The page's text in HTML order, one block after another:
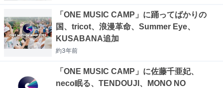
「ONE MUSIC CAMP」に踊ってばかりの
国、tricot、浪漫革命、Summer Eye、
KUSABANA追加
約3年前
「ONE MUSIC CAMP」に佐藤千亜妃、
neco眠る、TENDOUJI、MONO NO